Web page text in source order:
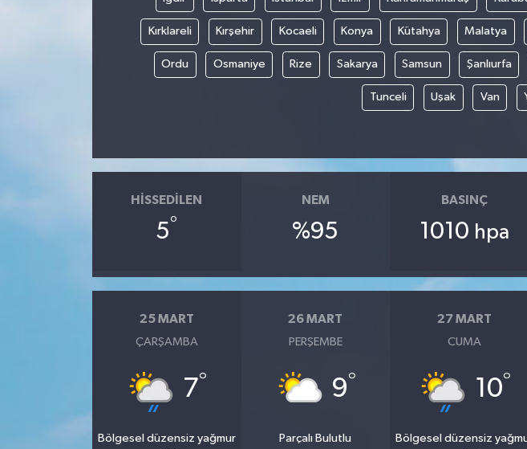
Kırklareli Kırşehir Kocaeli Konya Kütahya Malatya
Ordu Osmaniye Rize Sakarya Samsun Şanlıurfa
Tunceli Uşak Van
HISSEDILEN
5°
NEM
%95
BASINÇ
1010 hpa
25 MART
ÇARŞAMBA
7°
Bölgesel düzensiz yağmur
26 MART
PERŞEMBE
9°
Parçalı Bulutlu
27 MART
CUMA
10°
Bölgesel düzensiz